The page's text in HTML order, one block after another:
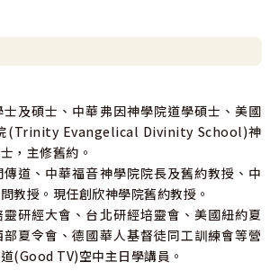
及碩士、中華弗因神學院道學碩士、美國
(Trinity Evangelical Divinity School)神
，主修舊約。
道、中華福音神學院院長及舊約教授、中
教授。現任創欣神學院舊約教授。
研經大會、台北研經培靈會、美國紐約夏
夏令會、德國華人基督徒同工訓練會等營
(Good TV)空中主日學講員。